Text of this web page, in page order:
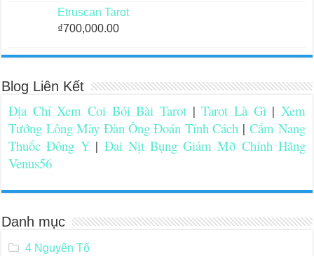
Etruscan Tarot
₫700,000.00
Blog Liên Kết
Địa Chỉ Xem Coi Bói Bài Tarot |Tarot Là Gì| Xem
Tướng Lông Mày Đàn Ông Đoán Tính Cách |Cẩm Nang
Thuốc Đông Y| Đai Nịt Bụng Giảm Mỡ Chính Hãng
Venus56
Danh mục
4 Nguyên Tố